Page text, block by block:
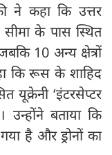
ने कहा कि उत्तर
के पास स्थित
10 अन्य क्षेत्रों
कि रूस के शाहिद
यूक्रेनी ‘इंटरसेप्टर
उन्होंने बताया कि
है और ड्रोनों का